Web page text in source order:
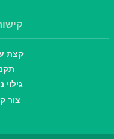
קצת
גילוי
צור